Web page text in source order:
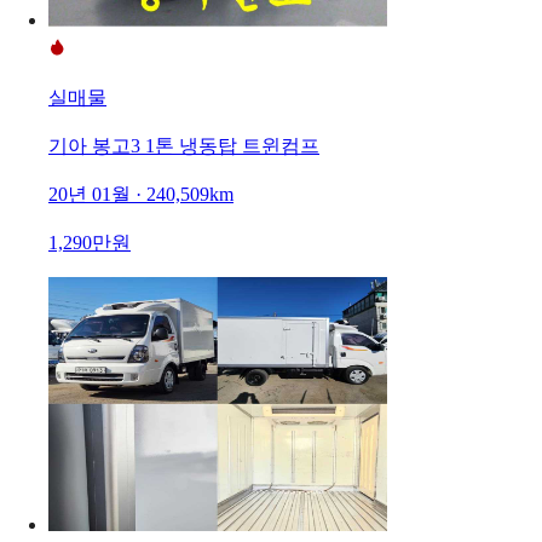
실매물
기아 봉고3 1톤 냉동탑 트윈컴프
20년 01월 · 240,509km
1,290만원